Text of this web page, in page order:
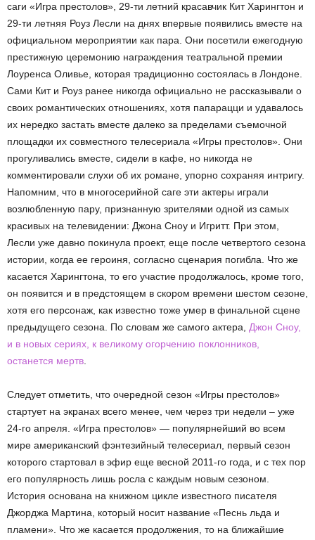
саги «Игра престолов», 29-ти летний красавчик Кит Харингтон и
29-ти летняя Роуз Лесли на днях впервые появились вместе на
официальном мероприятии как пара. Они посетили ежегодную
престижную церемонию награждения театральной премии
Лоуренса Оливье, которая традиционно состоялась в Лондоне.
Сами Кит и Роуз ранее никогда официально не рассказывали о
своих романтических отношениях, хотя папарацци и удавалось
их нередко застать вместе далеко за пределами съемочной
площадки их совместного телесериала «Игры престолов». Они
прогуливались вместе, сидели в кафе, но никогда не
комментировали слухи об их романе, упорно сохраняя интригу.
Напомним, что в многосерийной саге эти актеры играли
возлюбленную пару, признанную зрителями одной из самых
красивых на телевидении: Джона Сноу и Игритт. При этом,
Лесли уже давно покинула проект, еще после четвертого сезона
истории, когда ее героиня, согласно сценария погибла. Что же
касается Харингтона, то его участие продолжалось, кроме того,
он появится и в предстоящем в скором времени шестом сезоне,
хотя его персонаж, как известно тоже умер в финальной сцене
предыдущего сезона. По словам же самого актера, Джон Сноу,
и в новых сериях, к великому огорчению поклонников,
останется мертв
Следует отметить, что очередной сезон «Игры престолов»
стартует на экранах всего менее, чем через три недели – уже
24-го апреля. «Игра престолов» — популярнейший во всем
мире американский фэнтезийный телесериал, первый сезон
которого стартовал в эфир еще весной 2011-го года, и с тех пор
его популярность лишь росла с каждым новым сезоном.
История основана на книжном цикле известного писателя
Джорджа Мартина, который носит название «Песнь льда и
пламени». Что же касается продолжения, то на ближайшие